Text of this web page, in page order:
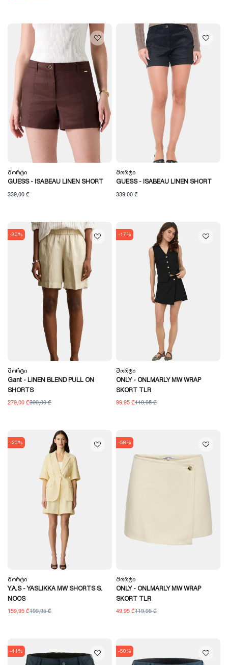
Შორტი
GUESS - ISABEAU LINEN SHORT
339,00 ₾
Შორტი
GUESS - ISABEAU LINEN SHORT
339,00 ₾
-30%
Შორტი
Gant - LINEN BLEND PULL ON
SHORTS
279,00 ₾399,00 ₾
-17%
Შორტი
ONLY - ONLMARLY MW WRAP
SKORT TLR
99,95 ₾119,95 ₾
-20%
Შორტი
Y.A.S - YASLIKKA MW SHORTS S.
NOOS
159,95 ₾199,95 ₾
-58%
Შორტი
ONLY - ONLMARLY MW WRAP
SKORT TLR
49,95 ₾119,95 ₾
-41% -50%